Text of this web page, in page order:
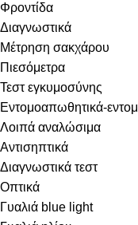
Φροντίδα
Διαγνωστικά
Μέτρηση σακχάρου
Πιεσόμετρα
Τεστ εγκυμοσύνης
Εντομοαπωθητικά-
Λοιπά αναλώσιμα
Αντισηπτικά
Διαγνωστικά τεστ
Οπτικά
Γυαλιά blue light